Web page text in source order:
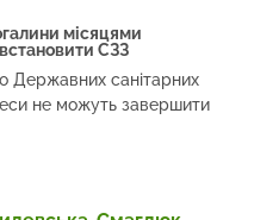
місяцями
СЗЗ
Державних санітарних
не можуть завершити